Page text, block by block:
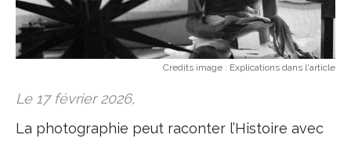
Credits image : Explications dans l'article
Le 17 février 2026,
La photographie peut raconter l’Histoire avec